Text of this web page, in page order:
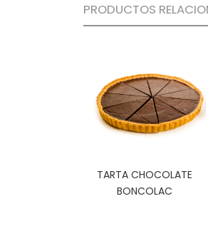
PRODUCTOS
TARTA CHOCOLATE
BONCOLAC